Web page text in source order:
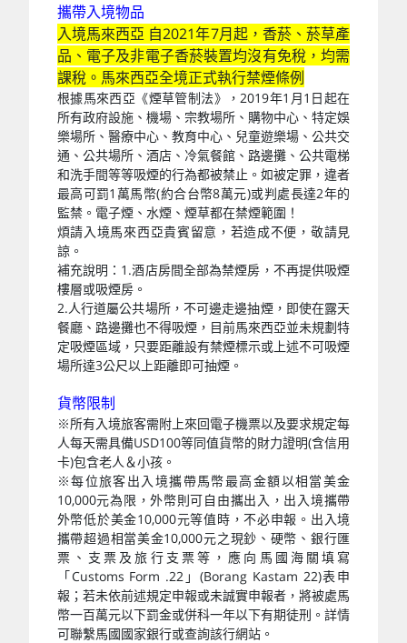
攜帶入境物品
入境馬來西亞 自2021年7月起，香菸、菸草產
品、電子及非電子香菸裝置均沒有免稅，均需
課稅。馬來西亞全境正式執行禁煙條例
根據馬來西亞《煙草管制法》，2019年1月1日起在
所有政府設施、機場、宗教場所、購物中心、特定娛
樂場所、醫療中心、教育中心、兒童遊樂場、公共交
通、公共場所、酒店、冷氣餐館、路邊攤、公共電梯
和洗手間等等吸煙的行為都被禁止。如被定罪，違者
最高可罰1萬馬幣(約合台幣8萬元)或判處長達2年的
監禁。電子煙、水煙、煙草都在禁煙範圍！
煩請入境馬來西亞貴賓留意，若造成不便，敬請見
諒。
補充說明：1.酒店房間全部為禁煙房，不再提供吸煙
樓層或吸煙房。
2.人行道屬公共場所，不可邊走邊抽煙，即使在露天
餐廳、路邊攤也不得吸煙，目前馬來西亞並未規劃特
定吸煙區域，只要距離設有禁煙標示或上述不可吸煙
場所達3公尺以上距離即可抽煙。
貨幣限制
※所有入境旅客需附上來回電子機票以及要求規定每
人每天需具備USD100等同值貨幣的財力證明(含信用
卡)包含老人＆小孩。
※每位旅客出入境攜帶馬幣最高金額以相當美金
10,000元為限，外幣則可自由攜出入，出入境攜帶
外幣低於美金10,000元等值時，不必申報。出入境
攜帶超過相當美金10,000元之現鈔、硬幣、銀行匯
票、支票及旅行支票等，應向馬國海關填寫
「Customs Form .22」(Borang Kastam 22)表申
報；若未依前述規定申報或未誠實申報者，將被處馬
幣一百萬元以下罰金或併科一年以下有期徒刑。詳情
可聯繫馬國國家銀行或查詢該行網站。